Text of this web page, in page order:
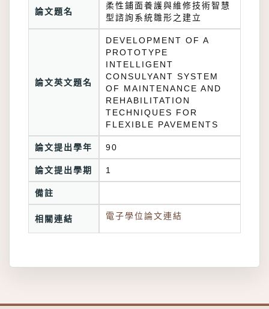
論文題名
柔性鋪面養護與維修技術智慧
型諮詢系統雛形之建立
論文英文題名
DEVELOPMENT OF A
PROTOTYPE
INTELLIGENT
CONSULYANT SYSTEM
OF MAINTENANCE AND
REHABILITATION
TECHNIQUES FOR
FLEXIBLE PAVEMENTS
論文提出學年 90
論文提出學期 1
備註
相關連結 電子學位論文連結